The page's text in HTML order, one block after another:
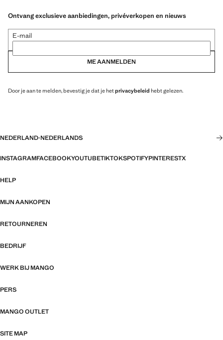
Ontvang exclusieve aanbiedingen, privéverkopen en nieuws
E-mail
ME AANMELDEN
Door je aan te melden, bevestig je dat je hetprivacybeleid hebt gelezen.
NEDERLAND·NEDERLANDS
INSTAGRAMFACEBOOKYOUTUBETIKTOKSPOTIFYPINTERESTX
HELP
MIJN AANKOPEN
RETOURNEREN
BEDRIJF
WERK BIJ MANGO
PERS
MANGO OUTLET
SITE MAP